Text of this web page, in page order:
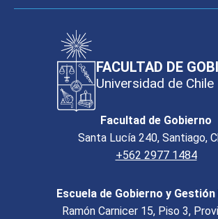
FACULTAD DE
Universidad de Chile
Facultad de Gobierno
Santa Lucía 240, Santiago,
+562 2977 1484
Escuela de Gobierno y
Ramón Carnicer 15, Piso 3,